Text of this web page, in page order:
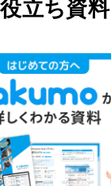
立ち資料